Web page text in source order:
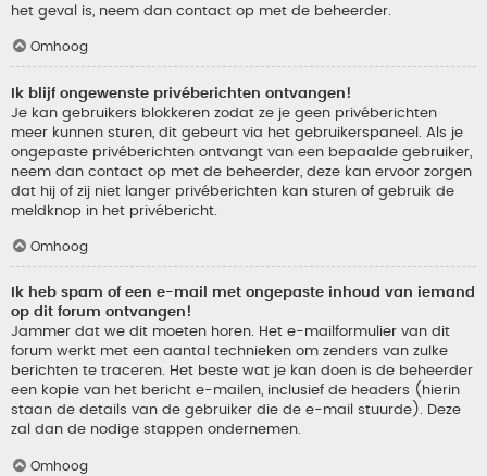
het geval is, neem dan contact op met de beheerder.
Omhoog
Ik blijf ongewenste privéberichten ontvangen!
Je kan gebruikers blokkeren zodat ze je geen privéberichten
meer kunnen sturen, dit gebeurt via het gebruikerspaneel. Als je
ongepaste privéberichten ontvangt van een bepaalde gebruiker,
neem dan contact op met de beheerder, deze kan ervoor zorgen
dat hij of zij niet langer privéberichten kan sturen of gebruik de
meldknop in het privébericht.
Omhoog
Ik heb spam of een e-mail met ongepaste inhoud van iemand
op dit forum ontvangen!
Jammer dat we dit moeten horen. Het e-mailformulier van dit
forum werkt met een aantal technieken om zenders van zulke
berichten te traceren. Het beste wat je kan doen is de beheerder
een kopie van het bericht e-mailen, inclusief de headers (hierin
staan de details van de gebruiker die de e-mail stuurde). Deze
zal dan de nodige stappen ondernemen.
Omhoog